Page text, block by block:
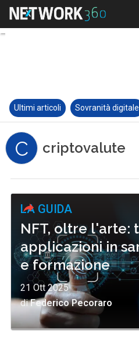
Ultimi articoli Sovranità digitale
C criptovalute
LA GUIDA
NFT, oltre l'arte:
applicazioni in
e formazione
21 Ott 2025
diFederico Pecoraro